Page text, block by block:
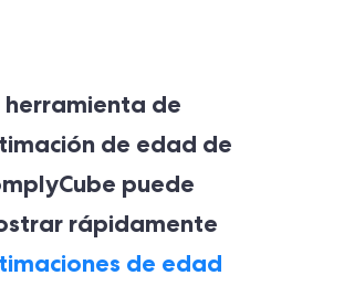
herramienta de
de edad de
puede
rápidamente
de edad